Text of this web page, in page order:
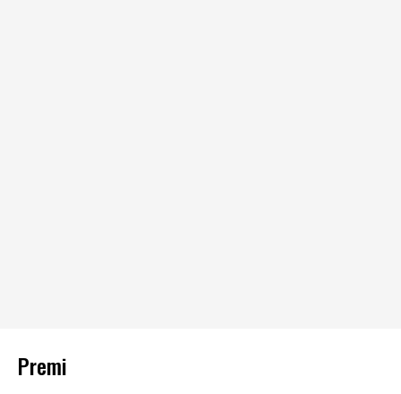
Premi